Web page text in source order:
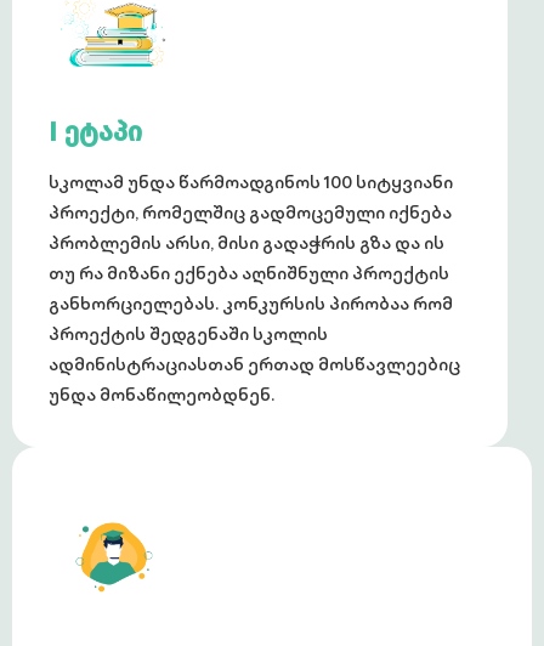
I ეტაპი
სკოლამ უნდა წარმოადგინოს 100 სიტყვიანი
პროექტი, რომელშიც გადმოცემული იქნება
პრობლემის არსი, მისი გადაჭრის გზა და ის
თუ რა მიზანი ექნება აღნიშნული პროექტის
განხორციელებას. კონკურსის პირობაა რომ
პროექტის შედგენაში სკოლის
ადმინისტრაციასთან ერთად მოსწავლეებიც
უნდა მონაწილეობდნენ.